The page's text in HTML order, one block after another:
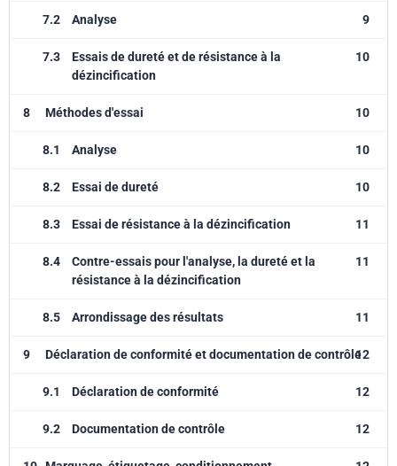
7.2 Analyse 9
7.3
Essais de dureté et de résistance à la
dézincification
10
8 Méthodes d'essai 10
8.1 Analyse 10
8.2 Essai de dureté 10
8.3 Essai de résistance à la dézincification 11
8.4
Contre-essais pour l'analyse, la dureté et la
résistance à la dézincification
11
8.5 Arrondissage des résultats 11
9 Déclaration de conformité et documentation de contrôle12
9.1 Déclaration de conformité 12
9.2 Documentation de contrôle 12